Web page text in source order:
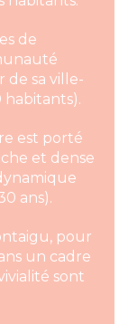
de
de sa ville-
est porté
et dense
ans).
pour
un cadre
sont